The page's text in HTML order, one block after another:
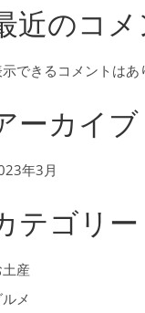
近のコメ
できるコメントはあ
ーカイブ
年3月
テゴリー
産
メ